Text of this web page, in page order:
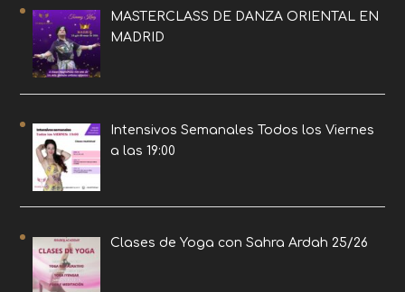
MASTERCLASS DE DANZA ORIENTAL EN
MADRID
Intensivos Semanales Todos los Viernes
a las 19:00
Clases de Yoga con Sahra Ardah 25/26